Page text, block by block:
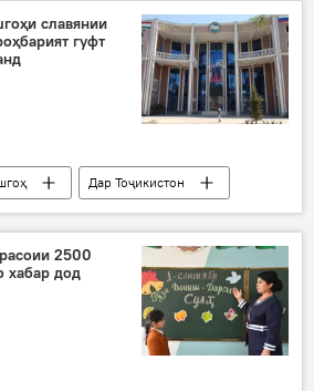
славянии
гуфт
Дар Тоҷикистон
ихтисор
2500
хабар дод